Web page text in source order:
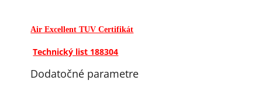
Air Excellent TUV Certifikát
Technický list 188304
Dodatočné parametre